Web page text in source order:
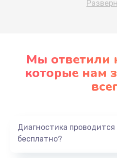
Чтобы избежать надолго
проблем, с которыми
Lenovo:
вы заметили проблемы
монитором или
Мы ответили
которые нам
Диагностика проводится
бесплатно?